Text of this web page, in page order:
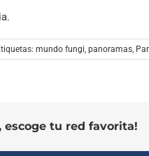
mundo fungi, panoramas,
tu red favorita!